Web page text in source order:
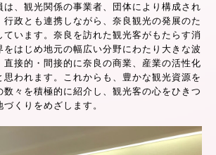
は、観光関係の事業者、団体により構成され
行政とも連携しながら、奈良観光の発展のた
ています。奈良を訪れた観光客がもたらす消
をはじめ地元の幅広い分野にわたり大きな波
直接的・間接的に奈良の商業、産業の活性化
思われます。これからも、豊かな観光資源を
数々を積極的に紹介し、観光客の心をひきつ
づくりをめざします。